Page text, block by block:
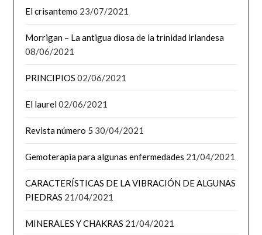
El crisantemo 23/07/2021
Morrigan – La antigua diosa de la trinidad irlandesa
08/06/2021
PRINCIPIOS 02/06/2021
El laurel02/06/2021
Revista número 5 30/04/2021
Gemoterapia para algunas enfermedades 21/04/2021
CARACTERÍSTICAS DE LA VIBRACIÓN DE ALGUNAS
PIEDRAS 21/04/2021
MINERALES Y CHAKRAS 21/04/2021